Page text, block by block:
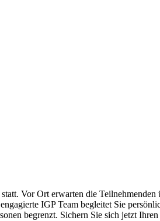
Vor Ort erwarten die Teilnehmenden
IGP Team begleitet Sie
begrenzt. Sichern Sie sich jetzt Ihren